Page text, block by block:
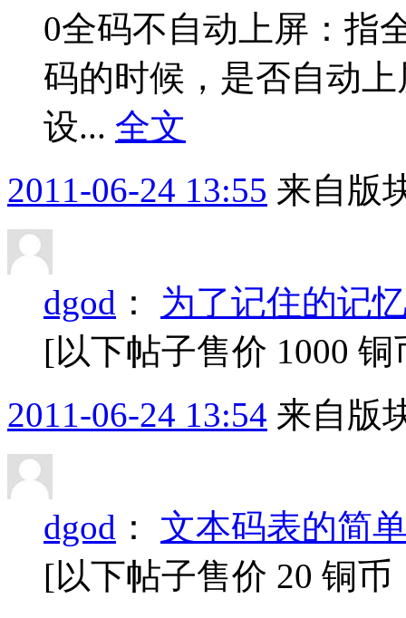
0全码不自动上屏：指
码的时候，是否自动
设... 全文
2011-06-24 13:55 来自版
dgod ： 为了记住的记
[以下帖子售价 1000
2011-06-24 13:54 来自版
dgod ： 文本码表的简
[以下帖子售价 20 铜